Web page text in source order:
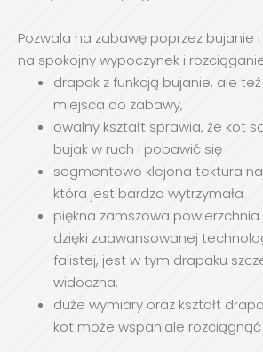
Pozwala na zabawę poprzez bujanie
na spokojny wypoczynek i
drapak z funkcją bujanie, ale
miejsca do zabawy,
owalny kształt sprawia, że kot
bujak w ruch i pobawić się
segmentowo klejona tektura
która jest bardzo wytrzymała
piękna zamszowa
dzięki zaawansowanej
falistej, jest w tym drapaku
widoczna,
duże wymiary oraz kształt
kot może wspaniale rozciągnąć